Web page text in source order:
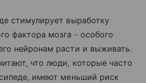
стимулирует выработку
фактора мозга - особого
нейронам расти и выживать.
что люди, которые часто
имеют меньший риск